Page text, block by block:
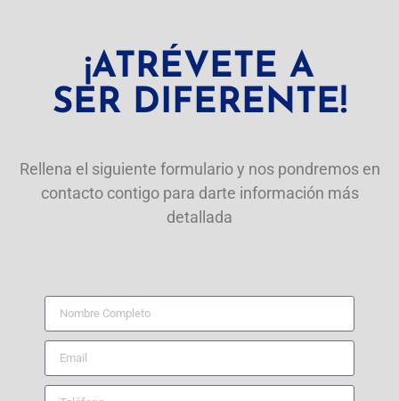
¡ATRÉVETE A
SER DIFERENTE!
Rellena el siguiente formulario y nos pondremos en
contacto contigo para darte información más
detallada